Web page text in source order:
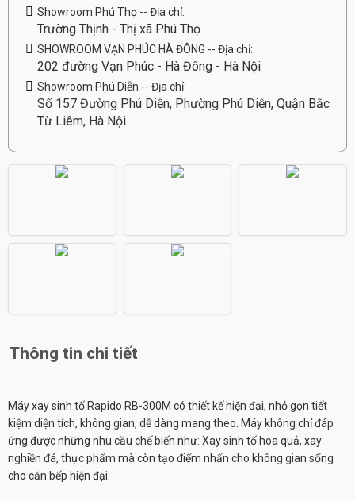
Showroom Phú Thọ -- Địa chỉ:
Trường Thịnh - Thị xã Phú Thọ
SHOWROOM VẠN PHÚC HÀ ĐÔNG -- Địa chỉ:
202 đường Vạn Phúc - Hà Đông - Hà Nội
Showroom Phú Diễn -- Địa chỉ:
Số 157 Đường Phú Diễn, Phường Phú Diễn, Quận Bắc
Từ Liêm, Hà Nội
Thông tin chi tiết
Máy xay sinh tố Rapido RB-300M có thiết kế hiện đại, nhỏ gọn tiết
kiệm diện tích, không gian, dễ dàng mang theo. Máy không chỉ đáp
ứng được những nhu cầu chế biến như: Xay sinh tố hoa quả, xay
nghiền đá, thực phẩm mà còn tạo điểm nhấn cho không gian sống
cho căn bếp hiện đại.